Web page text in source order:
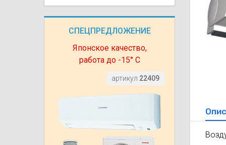
СПЕЦПРЕДЛОЖЕНИЕ
Японское качество,
работа до -15° С
артикул 22409
Чиллеры
Очистители и
Сушилки для
Газонокосилки
Подметально-
Измельчители